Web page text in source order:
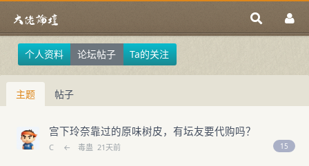
个人资料 论坛帖子 Ta的关注
主题 帖子
宫下玲奈靠过的原味树皮，有坛友要代购吗？
C ← 毒蛊 21天前 15